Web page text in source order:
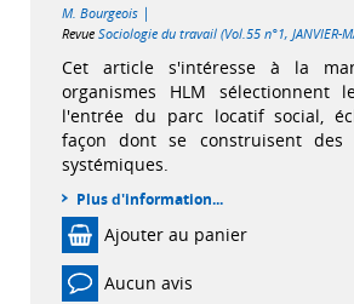
M. Bourgeois |
Revue Sociologie du travail (Vol.55 n°1, JANVIER-
Cet article s'intéresse à la
organismes HLM sélectionnent
l'entrée du parc locatif social,
façon dont se construisent des
systémiques.
Plus d'information...
Ajouter au panier
Aucun avis